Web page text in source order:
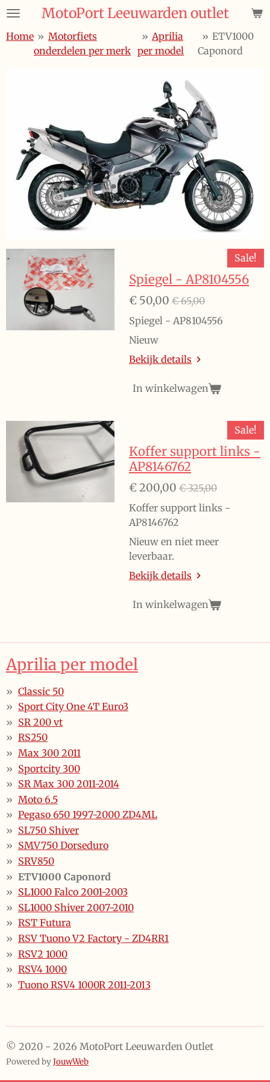
Ga
naar
MotoPort Leeuwarden outlet
Home » Motorfiets
onderdelen per merk
» Aprilia
per model
» ETV1000
Caponord
Sale!
Spiegel - AP8104556
€ 50,00 € 65,00
Spiegel - AP8104556
Nieuw
Bekijk details
In winkelwagen
Sale!
Koffer support links -
AP8146762
€ 200,00 € 325,00
Koffer support links -
AP8146762
Nieuw en niet meer
leverbaar.
Bekijk details
In winkelwagen
Aprilia per model
Classic 50
Sport City One 4T Euro3
SR 200 vt
RS250
Max 300 2011
Sportcity 300
SR Max 300 2011-2014
Moto 6.5
Pegaso 650 1997-2000 ZD4ML
SL750 Shiver
SMV750 Dorseduro
SRV850
ETV1000 Caponord
SL1000 Falco 2001-2003
SL1000 Shiver 2007-2010
RST Futura
RSV Tuono V2 Factory - ZD4RR1
RSV2 1000
RSV4 1000
Tuono RSV4 1000R 2011-2013
© 2020 - 2026 MotoPort Leeuwarden Outlet
Powered byJouwWeb